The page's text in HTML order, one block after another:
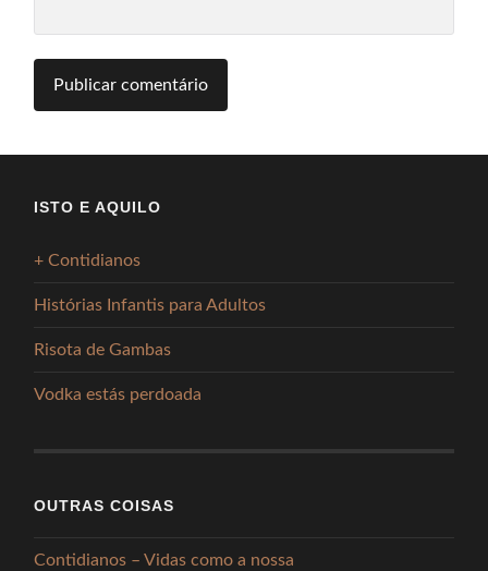
ISTO E AQUILO
+ Contidianos
Histórias Infantis para Adultos
Risota de Gambas
Vodka estás perdoada
OUTRAS COISAS
Contidianos – Vidas como a nossa